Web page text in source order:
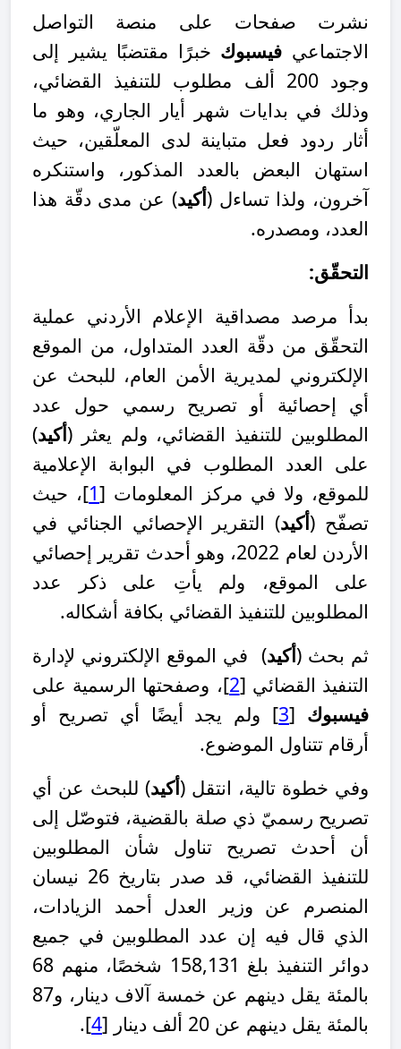
نشرت صفحات على منصة التواصل
الاجتماعي فيسبوك خبرًا مقتضبًا يشير إلى
وجود 200 ألف مطلوب للتنفيذ القضائي،
وذلك في بدايات شهر أيار الجاري، وهو ما
أثار ردود فعل متباينة لدى المعلّقين، حيث
استهان البعض بالعدد المذكور، واستنكره
آخرون، ولذا تساءل (أكيد) عن مدى دقّة هذا
العدد، ومصدره.
التحقّق:
بدأ مرصد مصداقية الإعلام الأردني عملية
التحقّق من دقّة العدد المتداول، من الموقع
الإلكتروني لمديرية الأمن العام، للبحث عن
أي إحصائية أو تصريح رسمي حول عدد
المطلوبين للتنفيذ القضائي، ولم يعثر (أكيد)
على العدد المطلوب في البوابة الإعلامية
للموقع، ولا في مركز المعلومات [
1
]، حيث
تصفّح (أكيد) التقرير الإحصائي الجنائي في
الأردن لعام 2022، وهو أحدث تقرير إحصائي
على الموقع، ولم يأتِ على ذكر عدد
المطلوبين للتنفيذ القضائي بكافة أشكاله.
ثم بحث (أكيد) في الموقع الإلكتروني لإدارة
التنفيذ القضائي [
2
]، وصفحتها الرسمية على
فيسبوك [
3
] ولم يجد أيضًا أي تصريح أو
أرقام تتناول الموضوع.
وفي خطوة تالية، انتقل (أكيد) للبحث عن أي
تصريح رسميّ ذي صلة بالقضية، فتوصّل إلى
أن أحدث تصريح تناول شأن المطلوبين
للتنفيذ القضائي، قد صدر بتاريخ 26 نيسان
المنصرم عن وزير العدل أحمد الزيادات،
الذي قال فيه إن عدد المطلوبين في جميع
دوائر التنفيذ بلغ 158,131 شخصًا، منهم 68
بالمئة يقل دينهم عن خمسة آلاف دينار، و87
بالمئة يقل دينهم عن 20 ألف دينار
[
4
]
.